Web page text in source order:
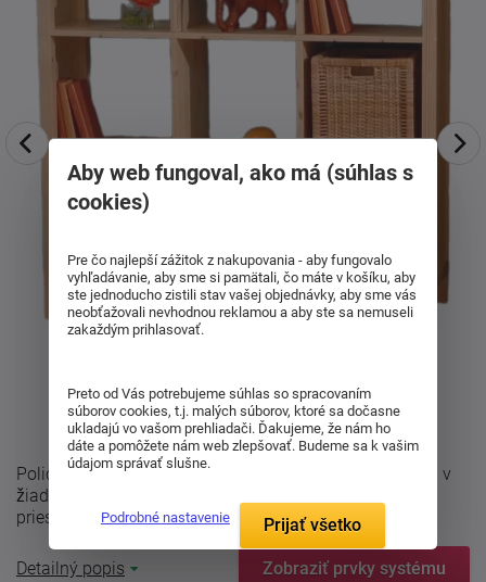
Policový solitér zo série NATUR je kus nábytku, ktorý sa v
žiadnom interiéri nestratí. Môže stať ako u steny, tak v
priestore a Váš ...
Detailný popis Zobraziť prvky systému
Aby web fungoval, ako má (súhlas s
cookies)
Pre čo najlepší zážitok z nakupovania - aby fungovalo
vyhľadávanie, aby sme si pamätali, čo máte v košíku, aby
ste jednoducho zistili stav vašej objednávky, aby sme vás
neobťažovali nevhodnou reklamou a aby ste sa nemuseli
zakaždým prihlasovať.
Preto od Vás potrebujeme súhlas so spracovaním
súborov cookies, t.j. malých súborov, ktoré sa dočasne
ukladajú vo vašom prehliadači. Ďakujeme, že nám ho
dáte a pomôžete nám web zlepšovať. Budeme sa k vašim
údajom správať slušne.
Podrobné nastavenie Prijať všetko